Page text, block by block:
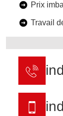
Prix
Travail